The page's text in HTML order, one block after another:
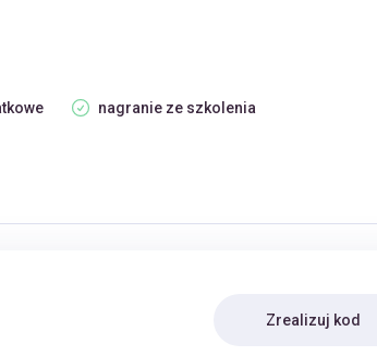
nagranie ze szkolenia
Zrealizuj kod